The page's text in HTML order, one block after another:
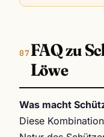
FAQ zu
Löwe
Was macht
Diese